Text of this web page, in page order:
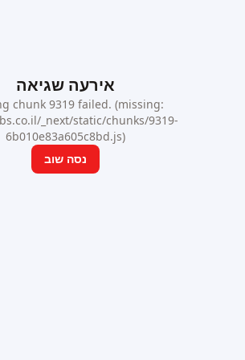
אירעה שגיאה
Loading chunk 9319 failed. (missing:
https://hbs.co.il/_next/static/chunks/9319-
6b010e83a605c8bd.js)